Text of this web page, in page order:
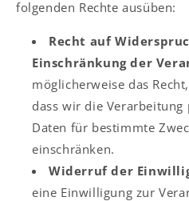
folgenden Rechte ausüben:
Recht auf
Einschränkung der
möglicherweise das
dass wir die Verarbeitung
Daten für bestimmte
einschränken.
Widerruf der
eine Einwilligung zur